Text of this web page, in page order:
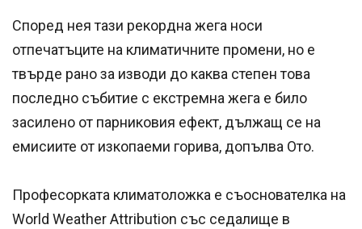
Според нея тази рекордна жега носи
отпечатъците на климатичните промени, но е
твърде рано за изводи до каква степен това
последно събитие с екстремна жега е било
засилено от парниковия ефект, дължащ се на
емисиите от изкопаеми горива, допълва Ото.
Професорката климатоложка е съоснователка на
World Weather Attribution със седалище в